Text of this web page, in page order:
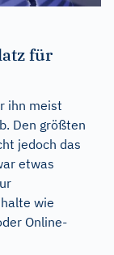
für
ihn meist
Den größten
jedoch das
etwas
wie
Online-